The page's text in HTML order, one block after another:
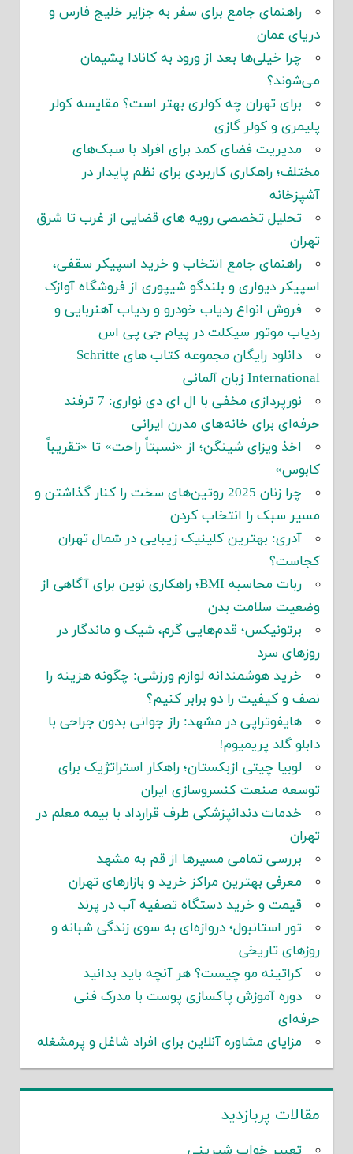
راهنمای جامع برای سفر به جزایر خلیج فارس و
دریای عمان
چرا خیلی‌ها بعد از ورود به کانادا پشیمان
می‌شوند؟
برای تهران چه کولری بهتر است؟ مقایسه کولر
پلیمری و کولر گازی
مدیریت فضای کمد برای افراد با سبک‌های
مختلف؛ راهکاری کاربردی برای نظم پایدار در
آشپزخانه
تحلیل تخصصی رویه های قضایی از غرب تا شرق
تهران
راهنمای جامع انتخاب و خرید اسپیکر سقفی،
اسپیکر دیواری و بلندگو شیپوری از فروشگاه آوازک
فروش انواع ردیاب خودرو و ردیاب آهنربایی و
ردیاب موتور سیکلت در پیام جی پی اس
دانلود رایگان مجموعه کتاب های Schritte
International زبان آلمانی
نورپردازی مخفی با ال ای دی نواری: 7 ترفند
حرفه‌ای برای خانه‌های مدرن ایرانی
اخذ ویزای شینگن؛ از «نسبتاً راحت» تا «تقریباً
کابوس»
چرا زنان 2025 روتین‌های سخت را کنار گذاشتن و
مسیر سبک را انتخاب کردن
آدری: بهترین کلینیک زیبایی در شمال تهران
کجاست؟
ربات محاسبه BMI؛ راهکاری نوین برای آگاهی از
وضعیت سلامت بدن
برتونیکس؛ قدم‌هایی گرم، شیک و ماندگار در
روزهای سرد
خرید هوشمندانه لوازم ورزشی: چگونه هزینه را
نصف و کیفیت را دو برابر کنیم؟
هایفوتراپی در مشهد: راز جوانی بدون جراحی با
دابلو گلد پریمیوم!
لوبیا چیتی ازبکستان؛ راهکار استراتژیک برای
توسعه صنعت کنسروسازی ایران
خدمات دندانپزشکی طرف قرارداد با بیمه معلم در
تهران
بررسی تمامی مسیرها از قم به مشهد
معرفی بهترین مراکز خرید و بازارهای تهران
قیمت و خرید دستگاه تصفیه آب در پرند
تور استانبول؛ دروازه‌ای به سوی زندگی شبانه و
روزهای تاریخی
کراتینه مو چیست؟ هر آنچه باید بدانید
دوره آموزش پاکسازی پوست با مدرک فنی
حرفه‌ای
مزایای مشاوره آنلاین برای افراد شاغل و پرمشغله
مقالات پربازدید